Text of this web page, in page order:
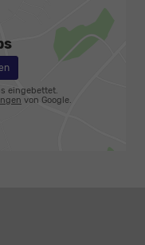
eingebettet.
von Google.